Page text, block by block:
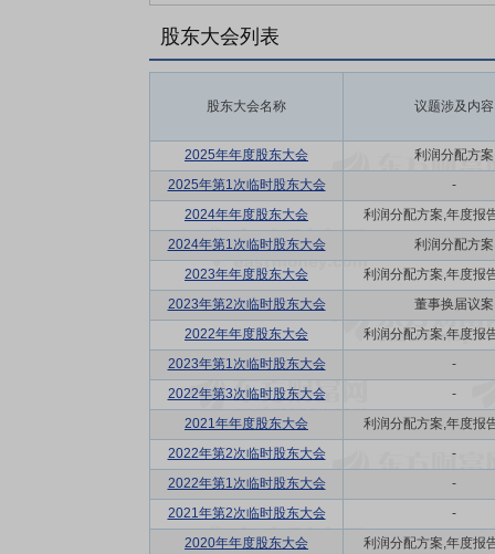
股东大会列表
股东大会名称 议题涉及内容
2025年年度股东大会
利润分配方案
2025年第1次临时股东大会
-
2024年年度股东大会
利润分配方案,年度报
2024年第1次临时股东大会
利润分配方案
2023年年度股东大会
利润分配方案,年度报
2023年第2次临时股东大会
董事换届议案
2022年年度股东大会
利润分配方案,年度报
2023年第1次临时股东大会
-
2022年第3次临时股东大会
-
2021年年度股东大会
利润分配方案,年度报
2022年第2次临时股东大会
-
2022年第1次临时股东大会
-
2021年第2次临时股东大会
-
2020年年度股东大会
利润分配方案,年度报